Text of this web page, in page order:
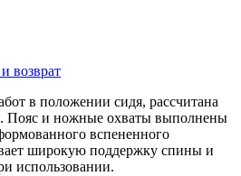
возврат
в положении сидя, рассчитана
Пояс и ножные охваты выполнены
вспененного
широкую поддержку спины и
использовании.